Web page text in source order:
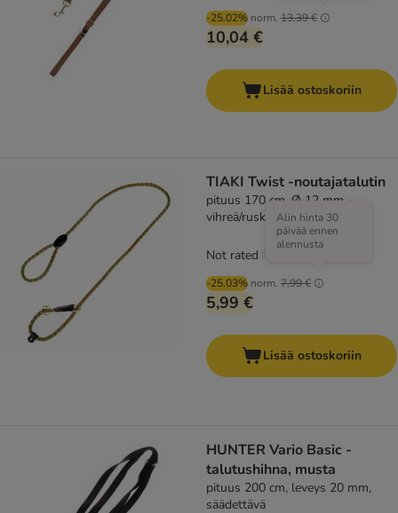
-25.02% norm. 13,39 €
10,04 €
Lisää ostoskoriin
TIAKI Twist -noutajatalutin
pituus 170 cm, Ø 12 mm -
vihreä/ruskea
-25.03% norm. 7,99 €
Alin hinta 30
päivää ennen
alennusta
5,99 €
Not rated
Lisää ostoskoriin
HUNTER Vario Basic -
talutushihna, musta
pituus 200 cm, leveys 20 mm,
säädettävä